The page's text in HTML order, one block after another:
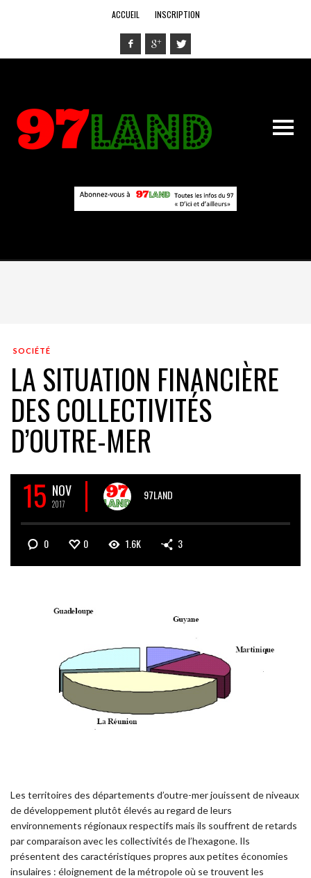
ACCUEIL INSCRIPTION
SOCIÉTÉ
LA SITUATION FINANCIÈRE
DES COLLECTIVITÉS
D’OUTRE-MER
15 NOV
2017
97LAND
0 0 1.6K 3
Les territoires des départements d’outre-mer jouissent de niveaux
de développement plutôt élevés au regard de leurs
environnements régionaux respectifs mais ils souffrent de retards
par comparaison avec les collectivités de l’hexagone. Ils
présentent des caractéristiques propres aux petites économies
insulaires : éloignement de la métropole où se trouvent les